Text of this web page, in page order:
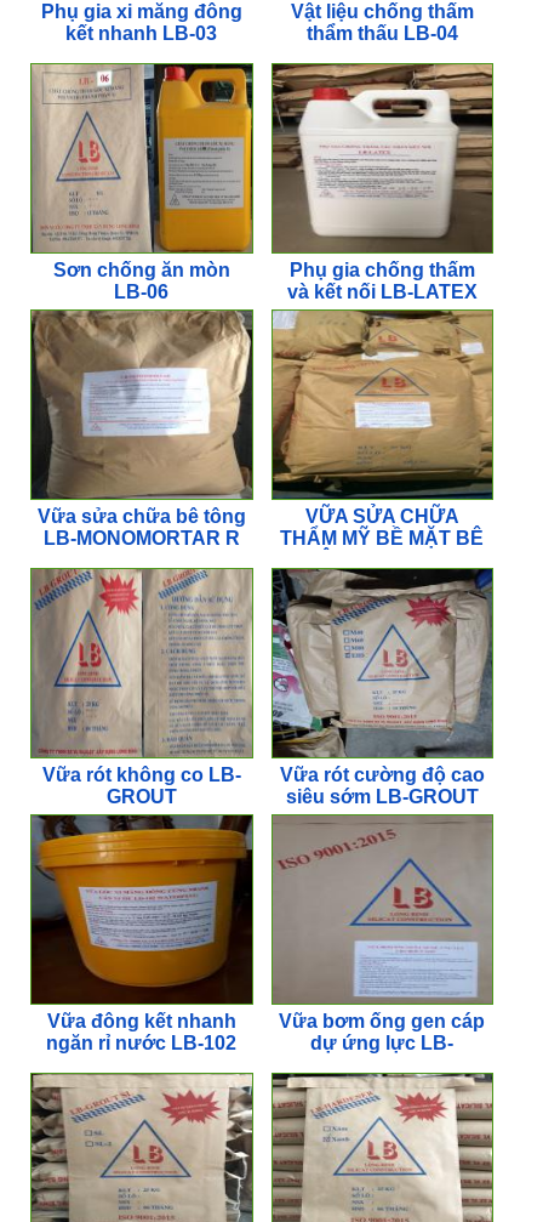
Phụ gia xi măng đông
kết nhanh LB-03
Vật liệu chống thấm
thẩm thấu LB-04
Sơn chống ăn mòn
LB-06
Phụ gia chống thấm
và kết nối LB-LATEX
Vữa sửa chữa bê tông
LB-MONOMORTAR R
VỮA SỬA CHỮA
THẨM MỸ BỀ MẶT BÊ
Vữa rót không co LB-
GROUT
Vữa rót cường độ cao
siêu sớm LB-GROUT
EHS
Vữa đông kết nhanh
ngăn rỉ nước LB-102
Vữa bơm ống gen cáp
dự ứng lực LB-